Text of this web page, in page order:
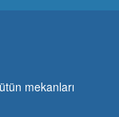
mekanları